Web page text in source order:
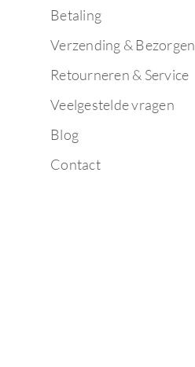
Betaling
Verzending & Bezorgen
Retourneren & Service
Veelgestelde vragen
Blog
Contact